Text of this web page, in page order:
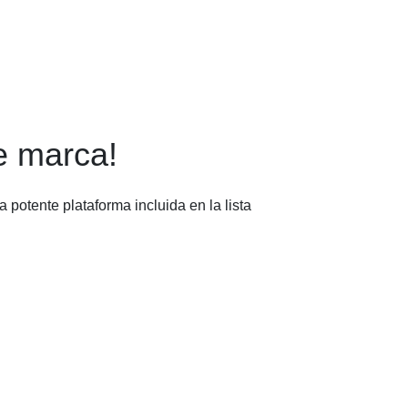
marca!
potente plataforma incluida en la lista